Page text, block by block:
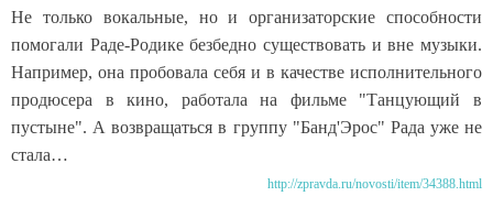
Не только вокальные, но и организаторские способности
помогали Раде-Родике безбедно существовать и вне музыки.
Например, она пробовала себя и в качестве исполнительного
продюсера в кино, работала на фильме "Танцующий в
пустыне". А возвращаться в группу "Банд'Эрос" Рада уже не
стала…
http://zpravda.ru/novosti/item/34388.html